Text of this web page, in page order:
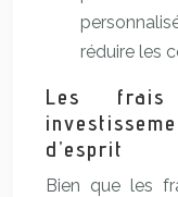
réduire les
Les
d’esprit
Bien que les